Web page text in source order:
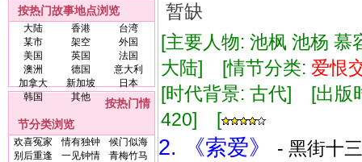
按热门故事地点浏览
大陆 香港
台湾
某市
架空
外国
美国
英国
法国
澳洲
德国
意大利
加拿大
新加坡
日本
韩国
其他
按热门情
节分类浏览
欢喜冤家 情有独钟
候门似海
别后重逢
一见钟情
青梅竹马
暂缺
[主要人物: 池枫 池杨
大陆] [情节分类: 爱恨
[时代背景: 古代] [出
420] [
2. 《索爱》
- 黑街十